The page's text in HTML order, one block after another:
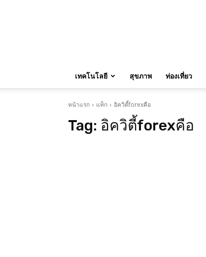
เทคโนโลยี สุขภาพ ท่องเที่ยว
หน้าแรก แท็ก อิควิตี้forexคือ
Tag: อิควิตี้forexคือ